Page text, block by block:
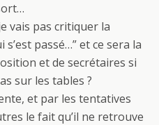
vais pas critiquer la
passé…” et ce sera la
et de secrétaires si
sur les tables ?
et par les tentatives
le fait qu’il ne retrouve